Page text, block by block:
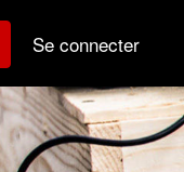
Se connecter